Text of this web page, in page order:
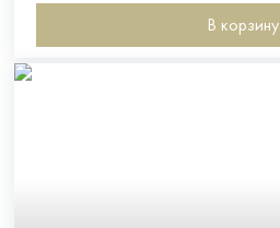
В корзину